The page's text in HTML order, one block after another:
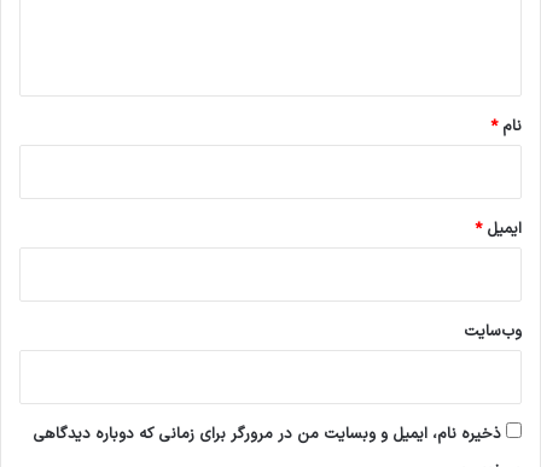
نام*
ایمیل*
وب‌سایت
ذخیره نام، ایمیل و وبسایت من در مرورگر برای زمانی که دوباره دیدگاهی